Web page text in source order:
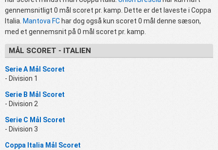
gennemsnitligt 0 mål scoret pr. kamp. Dette er det laveste i Coppa
Italia. Mantova FC har dog også kun scoret 0 mål denne sæson,
med et gennemsnit på 0 mål scoret pr. kamp.
MÅL SCORET - ITALIEN
Serie A Mål Scoret
- Division 1
Serie B Mål Scoret
- Division 2
Serie C Mål Scoret
- Division 3
Coppa Italia Mål Scoret